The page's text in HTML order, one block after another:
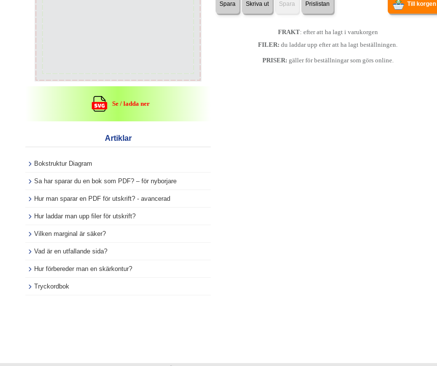
Se / ladda ner
Artiklar
Bokstruktur Diagram
Sa har sparar du en bok som PDF? – för nyborjare
Hur man sparar en PDF för utskrift? - avancerad
Hur laddar man upp filer för utskrift?
Vilken marginal är säker?
Vad är en utfallande sida?
Hur förbereder man en skärkontur?
Tryckordbok
Spara Skriva ut Spara Prislistan Till korgen
FRAKT: efter att ha lagt i varukorgen
FILER: du laddar upp efter att ha lagt beställningen.
PRISER: gäller för beställningar som görs online.